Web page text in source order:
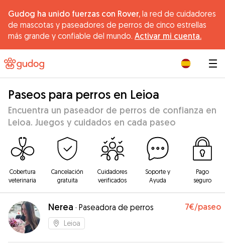
Gudog ha unido fuerzas con Rover, la red de cuidadores
de mascotas y paseadores de perros de cinco estrellas
más grande y confiable del mundo. Activar mi cuenta.
Paseos para perros en Leioa
Encuentra un paseador de perros de confianza en
Leioa. Juegos y cuidados en cada paseo
Cobertura
veterinaria
Cancelación
gratuita
Cuidadores
verificados
Soporte y
Ayuda
Pago
seguro
Nerea · Paseadora de perros 7€/paseo
Leioa